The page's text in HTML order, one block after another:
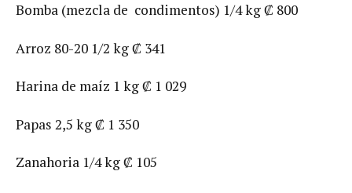
Bomba (mezcla de condimentos) 1/4 kg ₡ 800
Arroz 80-20 1/2 kg ₡ 341
Harina de maíz 1 kg ₡ 1 029
Papas 2,5 kg ₡ 1 350
Zanahoria 1/4 kg ₡ 105